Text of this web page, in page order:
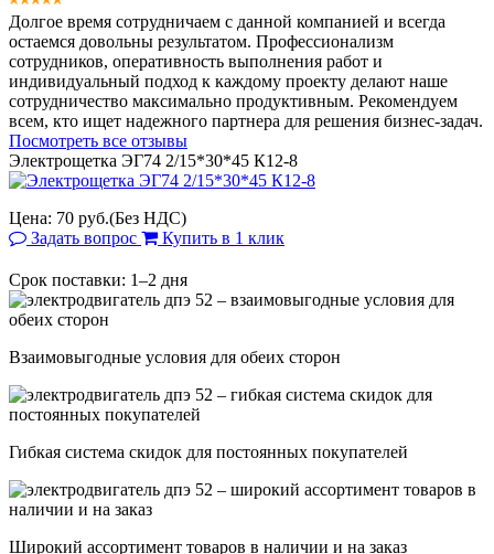
Долгое время сотрудничаем с данной компанией и всегда
остаемся довольны результатом. Профессионализм
сотрудников, оперативность выполнения работ и
индивидуальный подход к каждому проекту делают наше
сотрудничество максимально продуктивным. Рекомендуем
всем, кто ищет надежного партнера для решения бизнес-задач.
Посмотреть все отзывы
Электрощетка ЭГ74 2/15*30*45 К12-8
Цена: 70 руб.(Без НДС)
Задать вопрос
Купить в 1 клик
Срок поставки: 1–2 дня
Взаимовыгодные условия для обеих сторон
Гибкая система скидок для постоянных покупателей
Широкий ассортимент товаров в наличии и на заказ